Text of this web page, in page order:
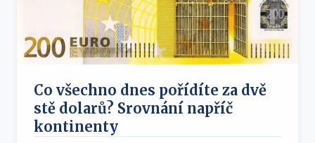
Co všechno dnes pořídíte za dvě
stě dolarů? Srovnání napříč
kontinenty